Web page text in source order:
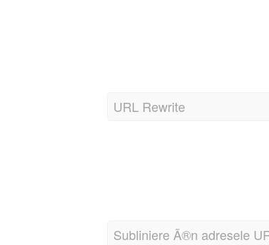
URL Rewrite
Subliniere Ã®n adresele